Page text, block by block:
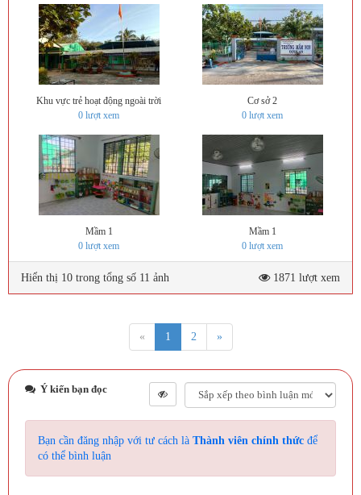
Khu vực trẻ hoạt động ngoài trời
0 lượt xem
Cơ sở 2
0 lượt xem
Mầm 1
0 lượt xem
Mầm 1
0 lượt xem
Hiển thị 10 trong tổng số 11 ảnh 1871 lượt xem
« 1 2 »
Ý kiến bạn đọc
Bạn cần đăng nhập với tư cách là Thành viên chính thức để
có thể bình luận